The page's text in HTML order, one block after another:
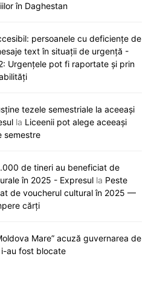
în Daghestan
persoanele cu deficiențe de
text în situații de urgență -
Urgențele pot fi raportate și prin
tezele semestriale la aceeași
la Liceenii pot alege aceeași
semestre
de tineri au beneficiat de
în 2025 - Expresul la Peste
de voucherul cultural în 2025 —
cărți
Mare” acuză guvernarea de
i-au fost blocate